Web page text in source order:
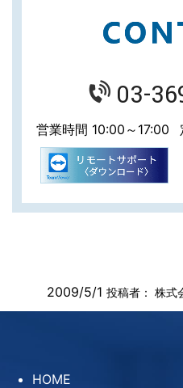
03-
営業時間 10:00～17:00
2009/5/1 投稿者： 株式
HOME